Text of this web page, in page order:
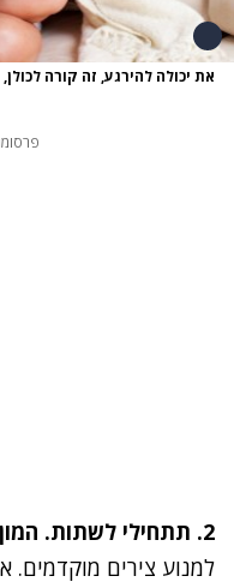
את יכולה להירגע, זה קורה
2. תתחילי לשתות. המון
למנוע צירים מוקדמים.